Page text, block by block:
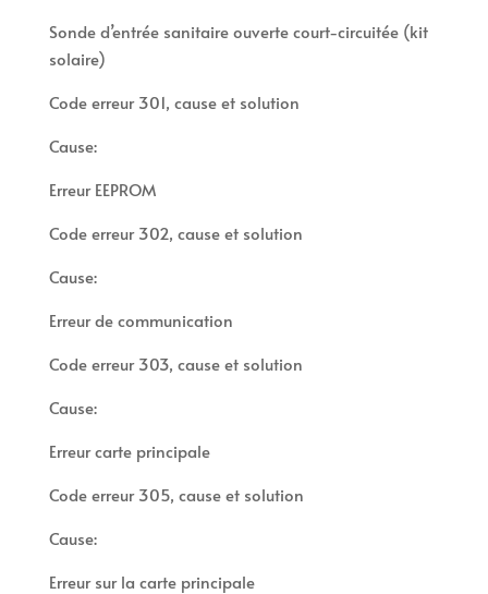
Sonde d’entrée sanitaire ouverte court-circuitée (kit
solaire)
Code erreur 301, cause et solution
Cause:
Erreur EEPROM
Code erreur 302, cause et solution
Cause:
Erreur de communication
Code erreur 303, cause et solution
Cause:
Erreur carte principale
Code erreur 305, cause et solution
Cause:
Erreur sur la carte principale